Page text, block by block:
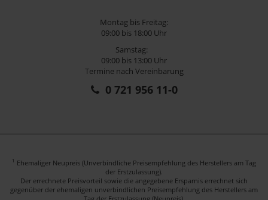
Montag bis Freitag:
09:00 bis 18:00 Uhr
Samstag:
09:00 bis 13:00 Uhr
Termine nach Vereinbarung
0 721 956 11-0
1 Ehemaliger Neupreis (Unverbindliche Preisempfehlung des Herstellers am Tag
der Erstzulassung).
Der errechnete Preisvorteil sowie die angegebene Ersparnis errechnet sich
gegenüber der ehemaligen unverbindlichen Preisempfehlung des Herstellers am
Tag der Erstzulassung (Neupreis).